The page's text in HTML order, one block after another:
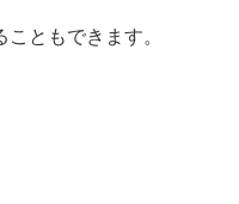
ともできます。